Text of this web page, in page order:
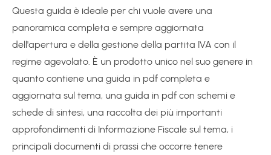
Webinar
Questa guida è ideale per chi vuole avere una
panoramica completa e sempre aggiornata
dell'apertura e della gestione della partita IVA con il
regime agevolato. È un prodotto unico nel suo genere in
quanto contiene una guida in pdf completa e
aggiornata sul tema, una guida in pdf con schemi e
schede di sintesi, una raccolta dei più importanti
approfondimenti di Informazione Fiscale sul tema, i
principali documenti di prassi che occorre tenere